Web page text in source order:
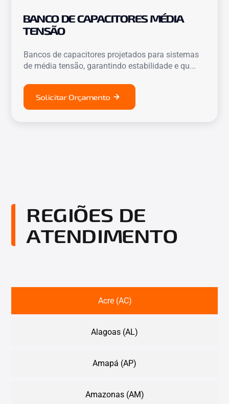
BANCO DE CAPACITORES MÉDIA
TENSÃO
Bancos de capacitores projetados para sistemas
de média tensão, garantindo estabilidade e qu...
Solicitar Orçamento
REGIÕES DE
ATENDIMENTO
Acre (AC)
Alagoas (AL)
Amapá (AP)
Amazonas (AM)